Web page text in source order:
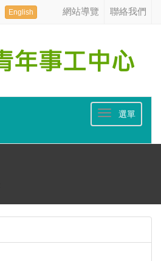
English 網站導覽 聯絡我們
選單